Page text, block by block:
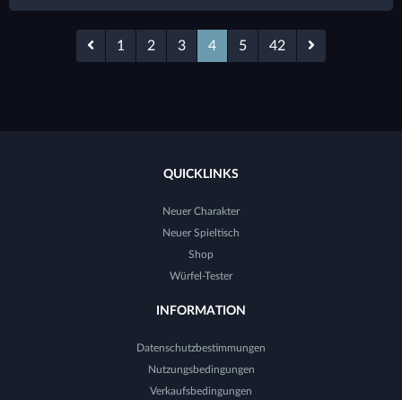
1 2 3 4 5 42
QUICKLINKS
Neuer Charakter
Neuer Spieltisch
Shop
Würfel-Tester
INFORMATION
Datenschutzbestimmungen
Nutzungsbedingungen
Verkaufsbedingungen